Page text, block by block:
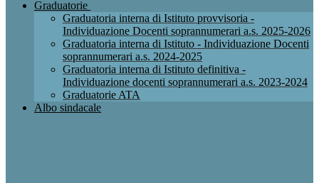
Graduatorie
Graduatoria interna di Istituto provvisoria -
Individuazione Docenti soprannumerari a.s. 2025-2026
Graduatoria interna di Istituto - Individuazione Docenti
soprannumerari a.s. 2024-2025
Graduatoria interna di Istituto definitiva -
Individuazione docenti soprannumerari a.s. 2023-2024
Graduatorie ATA
Albo sindacale